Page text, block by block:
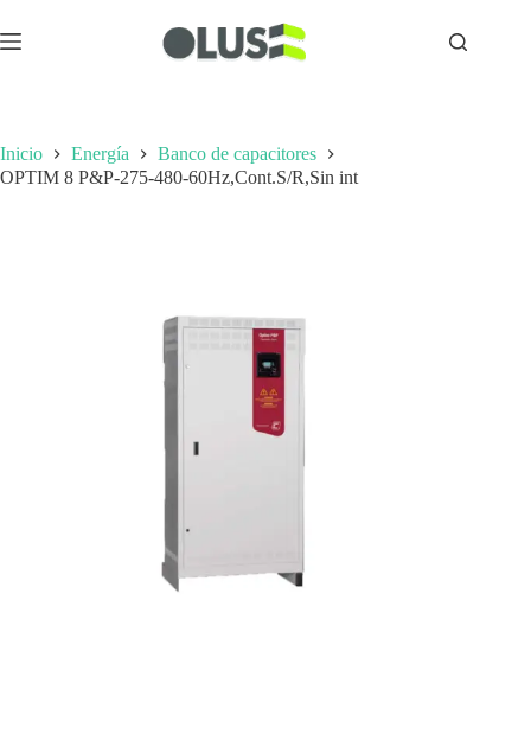
Inicio Energía
Banco de capacitores
OPTIM 8 P&P-275-480-60Hz,Cont.S/R,Sin int